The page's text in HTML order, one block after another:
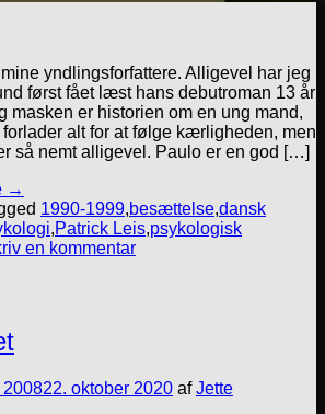
yndlingsforfattere. Alligevel har jeg
først fået læst hans debutroman 13 år
masken er historien om en ung mand,
alt for at følge kærligheden, men
så nemt alligevel. Paulo er en god […]
→
1990-1999,besættelse,dansk
,Patrick Leis,psykologisk
en kommentar
200822. oktober 2020 afJette